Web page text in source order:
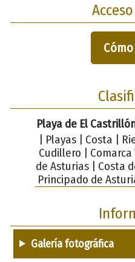
Playa de El
| Playas | Costa |
Cudillero |
de Asturias | Costa
Principado de
Galería fotográfica